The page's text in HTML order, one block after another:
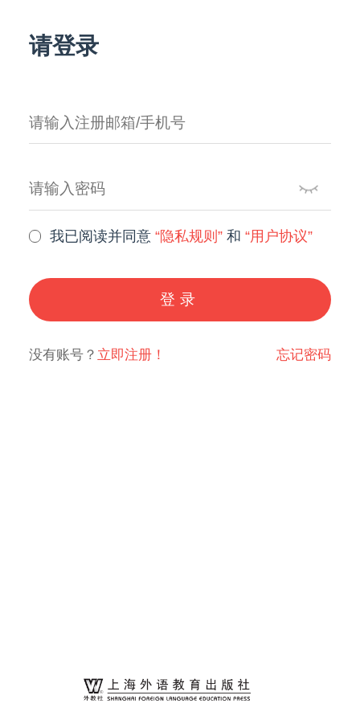
请登录
我已阅读并同意“隐私规则” 和“用户协议”
登录
没有账号？ 立即注册！ 忘记密码